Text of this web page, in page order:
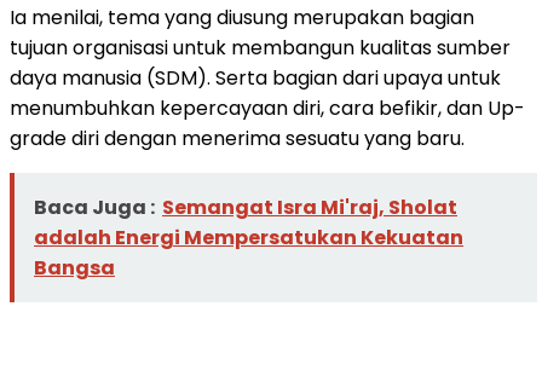
Ia menilai, tema yang diusung merupakan bagian
tujuan organisasi untuk membangun kualitas sumber
daya manusia (SDM). Serta bagian dari upaya untuk
menumbuhkan kepercayaan diri, cara befikir, dan Up-
grade diri dengan menerima sesuatu yang baru.
Baca Juga : Semangat Isra Mi'raj, Sholat
adalah Energi Mempersatukan Kekuatan
Bangsa